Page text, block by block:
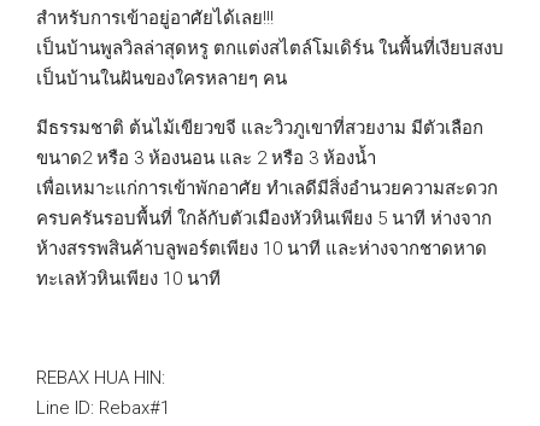
สำหรับการเข้าอยู่อาศัยได้เลย!!!
เป็นบ้านพูลวิลล่าสุดหรู ตกแต่งสไตล์โมเดิร์น ในพื้นที่เงียบสงบ
เป็นบ้านในฝันของใครหลายๆ คน
มีธรรมชาติ ต้นไม้เขียวขจี และวิวภูเขาที่สวยงาม มีตัวเลือก
ขนาด2 หรือ 3 ห้องนอน และ 2 หรือ 3 ห้องน้ำ
เพื่อเหมาะแก่การเข้าพักอาศัย ทำเลดีมีสิ่งอำนวยความสะดวก
ครบครันรอบพื้นที่ ใกล้กับตัวเมืองหัวหินเพียง 5 นาที ห่างจาก
ห้างสรรพสินค้าบลูพอร์ตเพียง 10 นาที และห่างจากชาดหาด
ทะเลหัวหินเพียง 10 นาที
REBAX HUA HIN:
Line ID: Rebax#1